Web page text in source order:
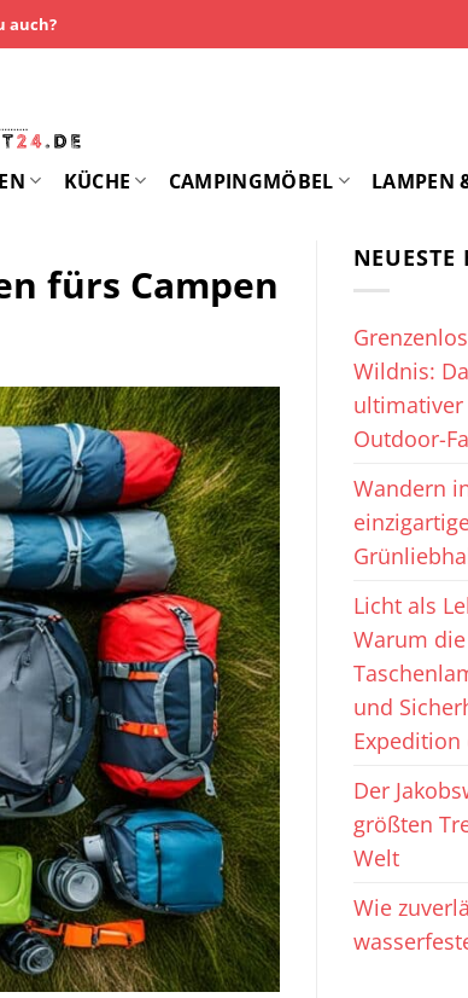
auch?
KÜCHE CAMPINGMÖBEL LAMPEN
fürs Campen
NEUESTE
Wildnis:
ultimativer
Outdoor-
Wandern
Licht als
Warum
und
Der
größten
Welt
Wie